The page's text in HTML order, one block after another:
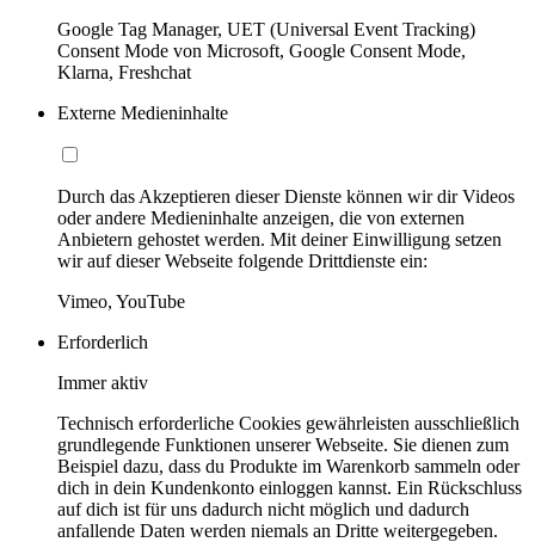
Google Tag Manager, UET (Universal Event Tracking)
Consent Mode von Microsoft, Google Consent Mode,
Klarna, Freshchat
Externe Medieninhalte
Durch das Akzeptieren dieser Dienste können wir dir Videos
oder andere Medieninhalte anzeigen, die von externen
Anbietern gehostet werden. Mit deiner Einwilligung setzen
wir auf dieser Webseite folgende Drittdienste ein:
Vimeo, YouTube
Erforderlich
Immer aktiv
Technisch erforderliche Cookies gewährleisten ausschließlich
grundlegende Funktionen unserer Webseite. Sie dienen zum
Beispiel dazu, dass du Produkte im Warenkorb sammeln oder
dich in dein Kundenkonto einloggen kannst. Ein Rückschluss
auf dich ist für uns dadurch nicht möglich und dadurch
anfallende Daten werden niemals an Dritte weitergegeben.